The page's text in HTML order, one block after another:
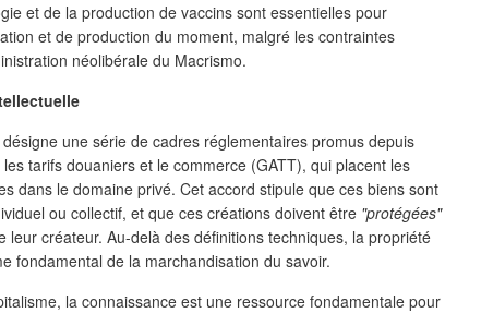
et de la production de vaccins sont essentielles pour
et de production du moment, malgré les contraintes
néolibérale du Macrismo.
une série de cadres réglementaires promus depuis
tarifs douaniers et le commerce (GATT), qui placent les
dans le domaine privé. Cet accord stipule que ces biens sont
ou collectif, et que ces créations doivent être "protégées"
leur créateur. Au-delà des définitions techniques, la propriété
fondamental de la marchandisation du savoir.
la connaissance est une ressource fondamentale pour